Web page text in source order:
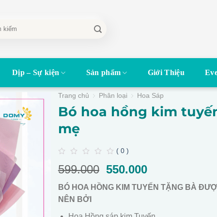
Dịp – Sự kiện Sản phẩm Giới Thiệu
Trang chủ Phân loại Hoa Sáp
Bó hoa hồng kim
mẹ
out
5
( 0 )
599.000 Giá
gốc
là:
550.000
hiện
tại
BÓ HOA HỒNG KIM TUYẾN TẶNG BÀ
NÊN BỞI